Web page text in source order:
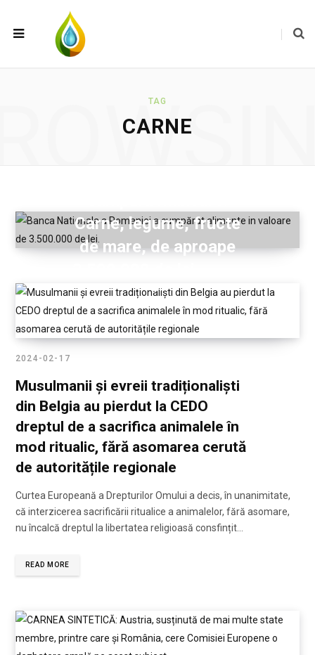
TAG
CARNE
Carne, legume, fructe
de mare, de aproape
24
2024-02-17
Musulmanii și evreii tradiționaliști
din Belgia au pierdut la CEDO
dreptul de a sacrifica animalele în
mod ritualic, fără asomarea cerută
de autoritățile regionale
Curtea Europeană a Drepturilor Omului a decis, în unanimitate,
că interzicerea sacrificării ritualice a animalelor, fără asomare,
nu încalcă dreptul la libertatea religioasă consfințit…
READ MORE